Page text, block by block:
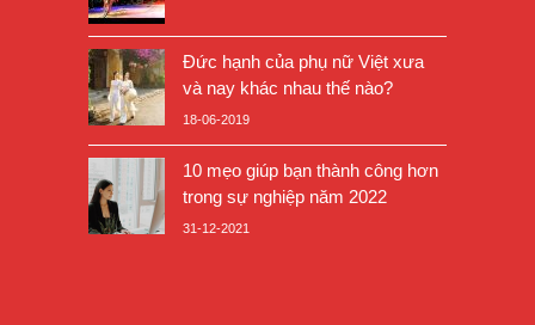
Đức hạnh của phụ nữ Việt xưa
và nay khác nhau thế nào?
18-06-2019
10 mẹo giúp bạn thành công hơn
trong sự nghiệp năm 2022
31-12-2021